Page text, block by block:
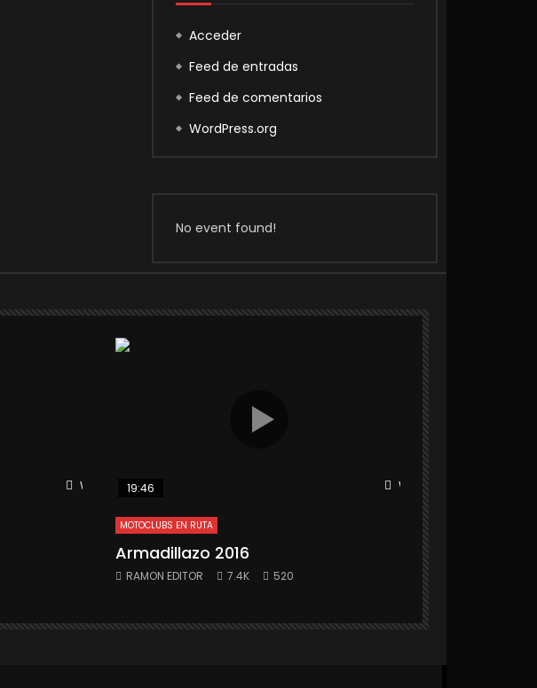
Acceder
Feed de entradas
Feed de comentarios
WordPress.org
No event found!
Watch Later Watch Later
19:46
MOTOCLUBS EN RUTA
Armadillazo 2016
RAMON EDITOR 7.4K 520